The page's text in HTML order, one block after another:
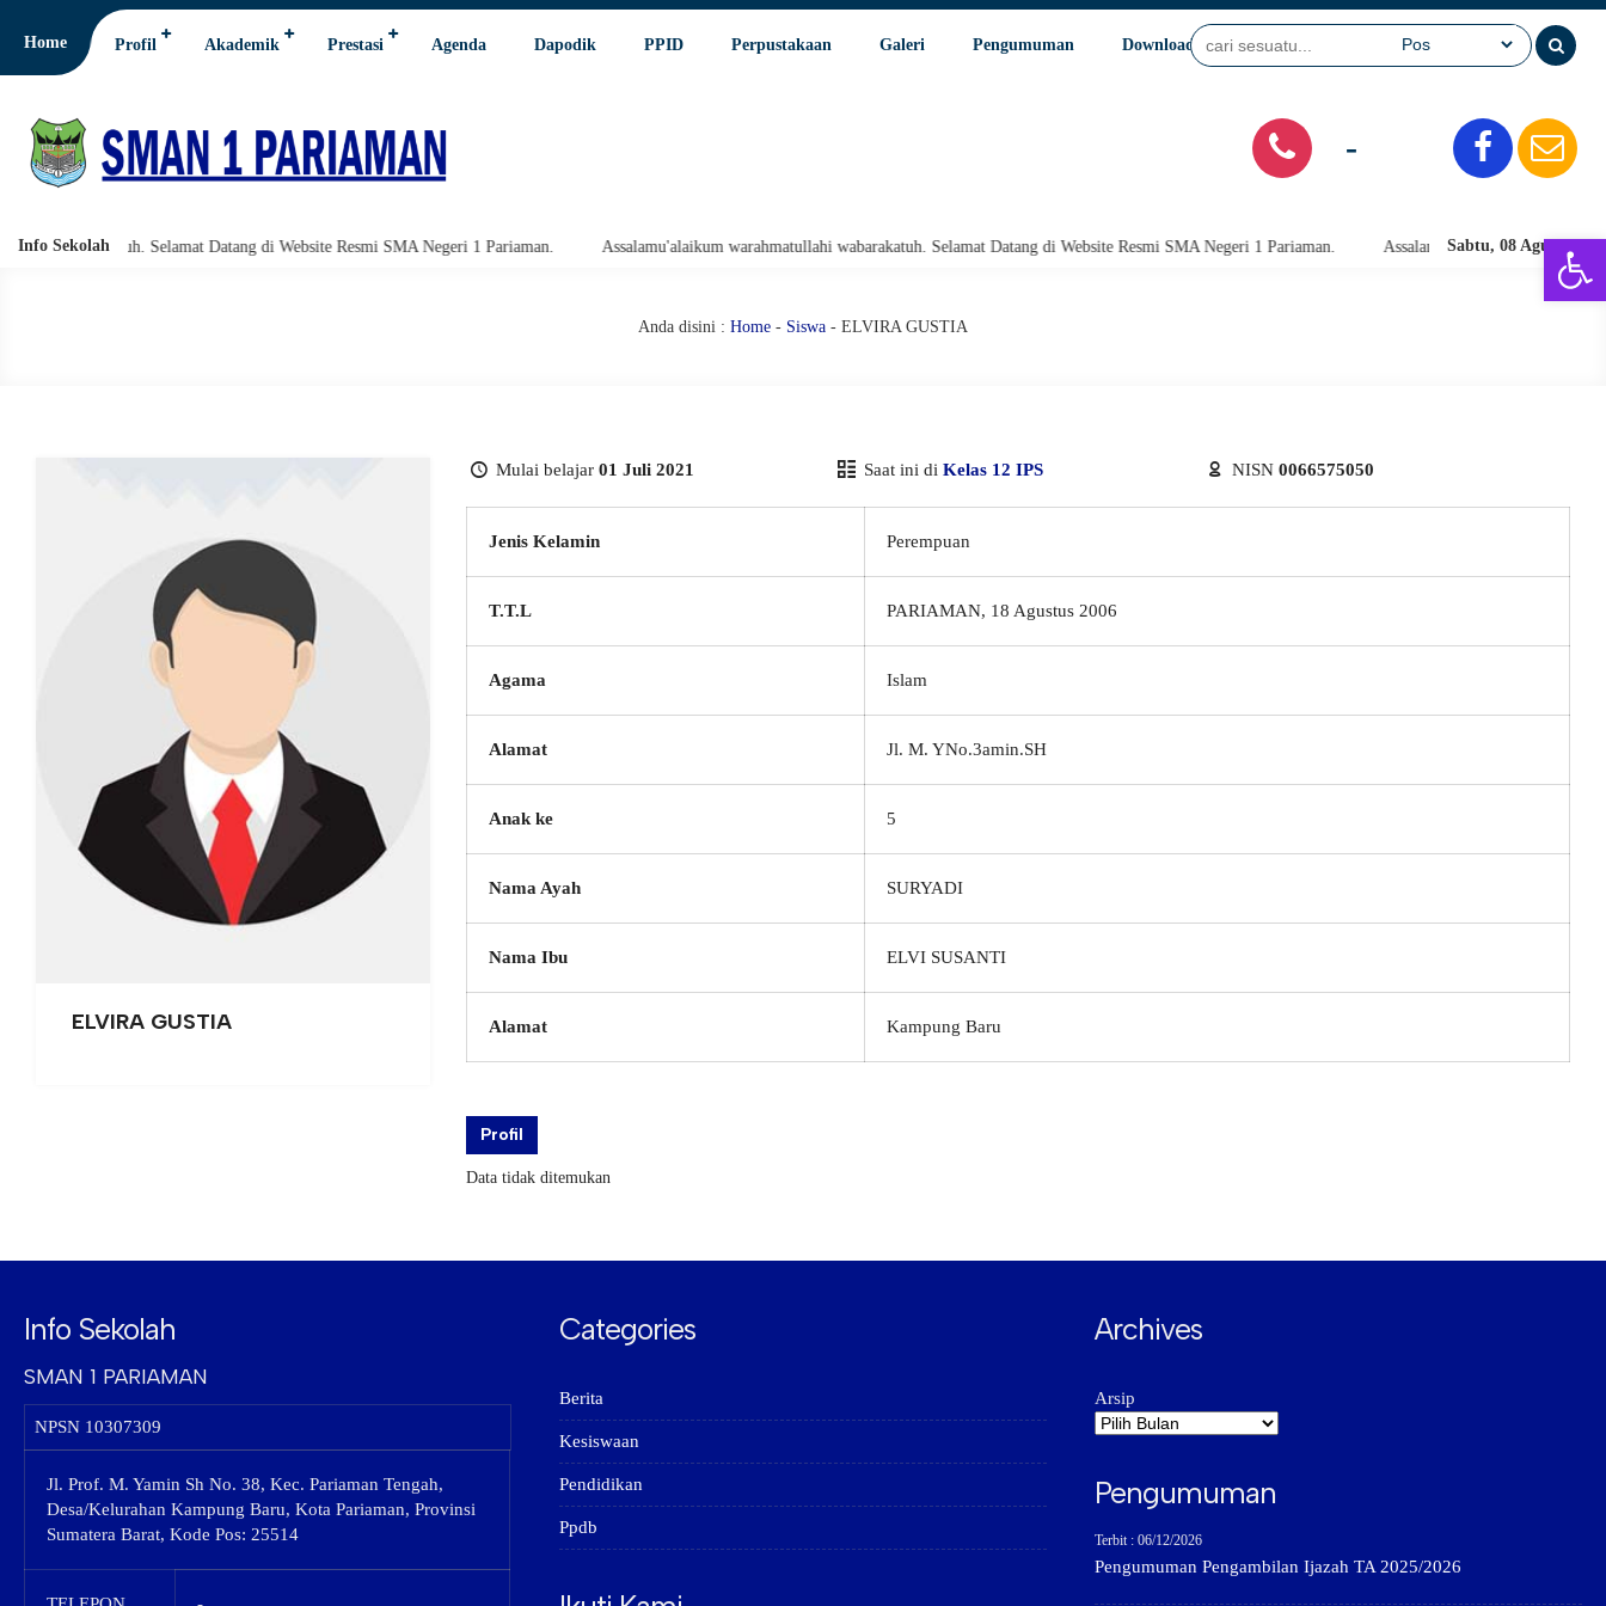
Home Profil Akademik Prestasi Agenda Dapodik PPID Perpustakaan Galeri Pengumuman Download Video
-
Info Sekolah Sabtu, 08 Agu 2026
wabarakatuh. Selamat Datang di Website Resmi SMA Negeri 1 Pariaman. Assalamu'alaikum warahmatullahi wabarakatuh. Selamat Datang di Website Resmi SMA Negeri 1 Pariaman. Assalamu'alaikum warahmatullahi
Anda disini : Home - Siswa - ELVIRA GUSTIA
ELVIRA GUSTIA
Mulai belajar 01 Juli 2021 Saat ini di Kelas 12 IPS NISN 0066575050
Jenis Kelamin Perempuan
T.T.L PARIAMAN, 18 Agustus 2006
Agama Islam
Alamat Jl. M. YNo.3amin.SH
Anak ke 5
Nama Ayah SURYADI
Nama Ibu ELVI SUSANTI
Alamat Kampung Baru
Profil
Data tidak ditemukan
Info Sekolah
SMAN 1 PARIAMAN
NPSN 10307309
Jl. Prof. M. Yamin Sh No. 38, Kec. Pariaman Tengah,
Desa/Kelurahan Kampung Baru, Kota Pariaman, Provinsi
Sumatera Barat, Kode Pos: 25514
Categories
Berita
Kesiswaan
Pendidikan
Ppdb
Archives
Arsip
Pengumuman
Terbit : 06/12/2026
Pengumuman Pengambilan Ijazah TA 2025/2026